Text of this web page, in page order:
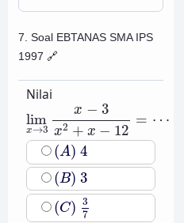
7. Soal EBTANAS SMA IPS
1997 🔗
Nilai
lim
x→3
x − 3
x2 + x − 12
= ⋯
limx 3x 3x
(A) 4
(A)4
(B) 3
(B)3
(C) 3
7
(C)37